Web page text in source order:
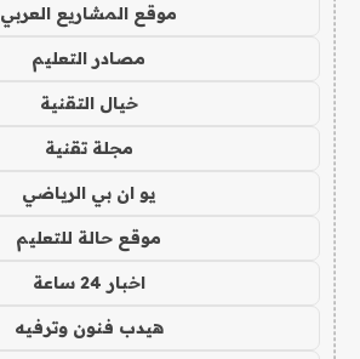
موقع المشاريع العربي
مصادر التعليم
خيال التقنية
مجلة تقنية
يو ان بي الرياضي
موقع حالة للتعليم
اخبار 24 ساعة
هيدب فنون وترفيه